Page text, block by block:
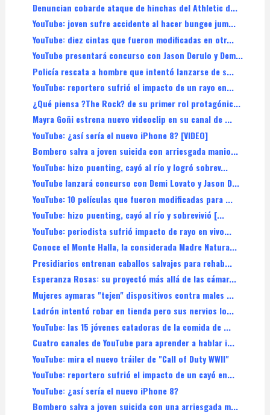
Denuncian cobarde ataque de hinchas del Athletic d...
YouTube: joven sufre accidente al hacer bungee jum...
YouTube: diez cintas que fueron modificadas en otr...
YouTube presentará concurso con Jason Derulo y Dem...
Policía rescata a hombre que intentó lanzarse de s...
YouTube: reportero sufrió el impacto de un rayo en...
¿Qué piensa ?The Rock? de su primer rol protagónic...
Mayra Goñi estrena nuevo videoclip en su canal de ...
YouTube: ¿así sería el nuevo iPhone 8? [VIDEO]
Bombero salva a joven suicida con arriesgada manio...
YouTube: hizo puenting, cayó al río y logró sobrev...
YouTube lanzará concurso con Demi Lovato y Jason D...
YouTube: 10 películas que fueron modificadas para ...
YouTube: hizo puenting, cayó al río y sobrevivió [...
YouTube: periodista sufrió impacto de rayo en vivo...
Conoce el Monte Halla, la considerada Madre Natura...
Presidiarios entrenan caballos salvajes para rehab...
Esperanza Rosas: su proyectó más allá de las cámar...
Mujeres aymaras "tejen" dispositivos contra males ...
Ladrón intentó robar en tienda pero sus nervios lo...
YouTube: las 15 jóvenes catadoras de la comida de ...
Cuatro canales de YouTube para aprender a hablar i...
YouTube: mira el nuevo tráiler de "Call of Duty WWII"
YouTube: reportero sufrió el impacto de un cayó en...
YouTube: ¿así sería el nuevo iPhone 8?
Bombero salva a joven suicida con una arriesgada m...